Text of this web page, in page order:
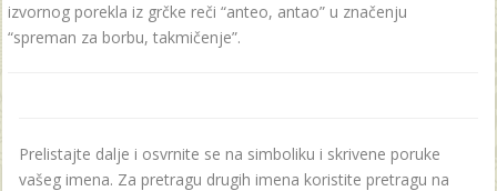
izvornog porekla iz grčke reči “anteo, antao” u značenju
“spreman za borbu, takmičenje”.
Prelistajte dalje i osvrnite se na simboliku i skrivene poruke
vašeg imena. Za pretragu drugih imena koristite pretragu na